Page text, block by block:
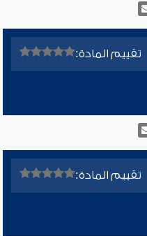
تقييم المادة:
تقييم المادة: